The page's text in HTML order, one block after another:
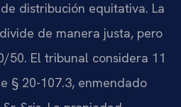
distribución equitativa. La
de manera justa, pero
50. El tribunal considera 11
§ 20-107.3, enmendado